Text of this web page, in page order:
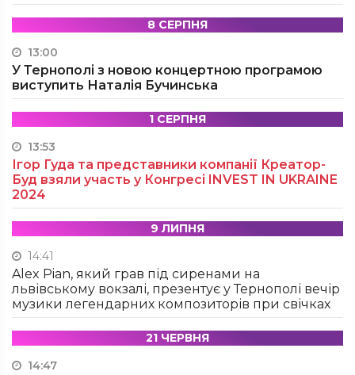
8 СЕРПНЯ
13:00
У Тернополі з новою концертною програмою
виступить Наталія Бучинська
1 СЕРПНЯ
13:53
Ігор Гуда та представники компанії Креатор-
Буд взяли участь у Конгресі INVEST IN UKRAINE
2024
9 ЛИПНЯ
14:41
Alex Pian, який грав під сиренами на
львівському вокзалі, презентує у Тернополі вечір
музики легендарних композиторів при свічках
21 ЧЕРВНЯ
14:47